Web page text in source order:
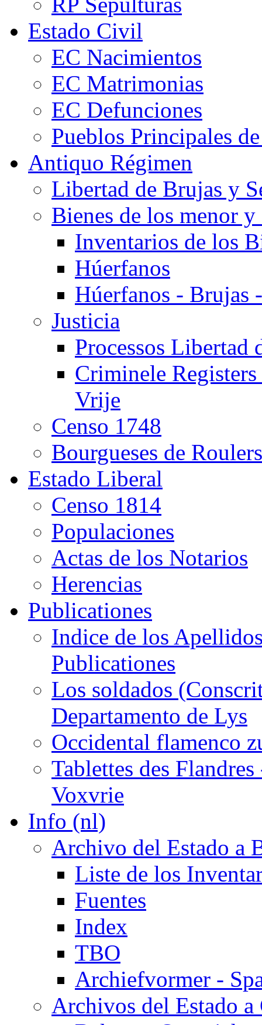
Estado Civil
EC Nacimientos
EC Matrimonias
EC Defunciones
Pueblos Principales
Antiquo Régimen
Libertad de Brujas y
Bienes de los menor
Inventarios de los
Húerfanos
Húerfanos - Brujas
Justicia
Processos Libertad
Criminele
Vrije
Censo 1748
Bourgueses de Roulers
Estado Liberal
Censo 1814
Populaciones
Actas de los Notarios
Herencias
Publicationes
Indice de los
Publicationes
Los soldados
Departamento de Lys
Occidental flamenco
Tablettes des
Voxvrie
Info (nl)
Archivo del Estado a
Liste de los
Fuentes
Index
TBO
Archiefvormer -
Archivos del Estado